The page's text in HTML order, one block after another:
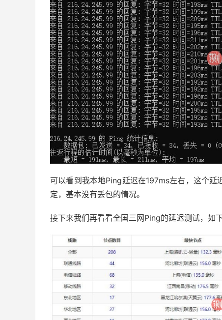
可以看到我本地Ping延迟在197ms左右，这个
定，基本没有丢包的情况。
接下来我们再看看全国三网Ping的延迟测试，如下